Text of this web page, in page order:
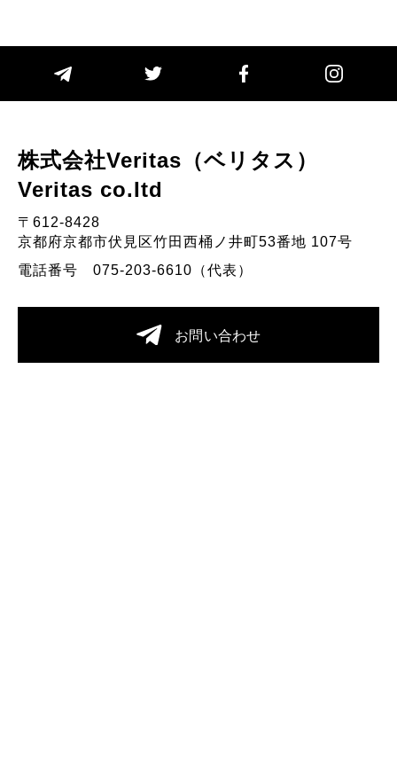
株式会社Veritas（ベリタス）
Veritas co.Itd
〒612-8428
京都府京都市伏見区竹田西桶ノ井町53番地 107号
電話番号 075-203-6610（代表）